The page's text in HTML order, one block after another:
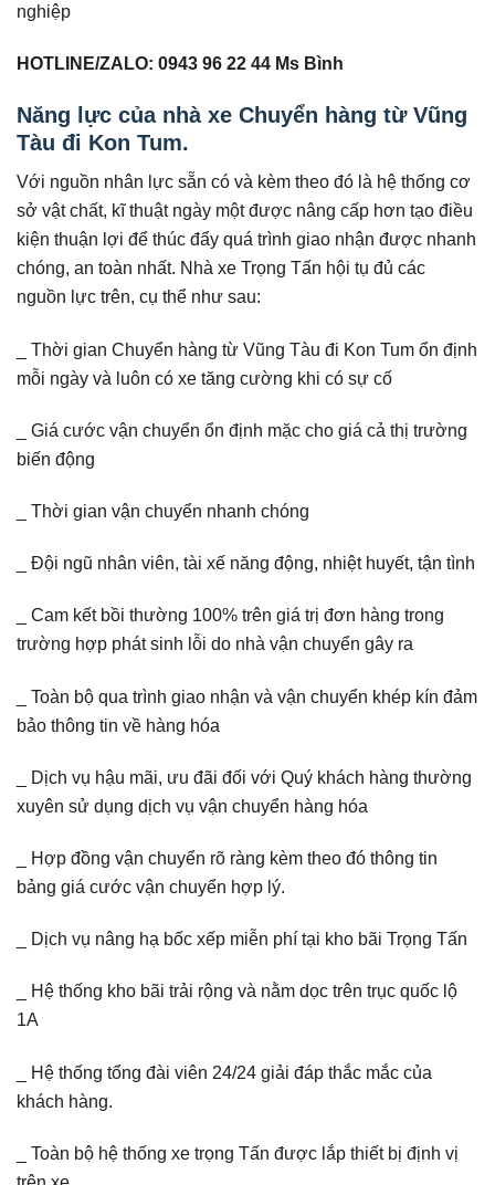
nghiệp
HOTLINE/ZALO: 0943 96 22 44 Ms Bình
Năng lực của nhà xe Chuyển hàng từ Vũng
Tàu đi Kon Tum.
Với nguồn nhân lực sẵn có và kèm theo đó là hệ thống cơ
sở vật chất, kĩ thuật ngày một được nâng cấp hơn tạo điều
kiện thuận lợi để thúc đẩy quá trình giao nhận được nhanh
chóng, an toàn nhất. Nhà xe Trọng Tấn hội tụ đủ các
nguồn lực trên, cụ thể như sau:
_ Thời gian Chuyển hàng từ Vũng Tàu đi Kon Tum ổn định
mỗi ngày và luôn có xe tăng cường khi có sự cố
_ Giá cước vận chuyển ổn định mặc cho giá cả thị trường
biến động
_ Thời gian vận chuyển nhanh chóng
_ Đội ngũ nhân viên, tài xế năng động, nhiệt huyết, tận tình
_ Cam kết bồi thường 100% trên giá trị đơn hàng trong
trường hợp phát sinh lỗi do nhà vận chuyển gây ra
_ Toàn bộ qua trình giao nhận và vận chuyển khép kín đảm
bảo thông tin về hàng hóa
_ Dịch vụ hậu mãi, ưu đãi đối với Quý khách hàng thường
xuyên sử dụng dịch vụ vận chuyển hàng hóa
_ Hợp đồng vận chuyển rõ ràng kèm theo đó thông tin
bảng giá cước vận chuyển hợp lý.
_ Dịch vụ nâng hạ bốc xếp miễn phí tại kho bãi Trọng Tấn
_ Hệ thống kho bãi trải rộng và nằm dọc trên trục quốc lộ
1A
_ Hệ thống tổng đài viên 24/24 giải đáp thắc mắc của
khách hàng.
_ Toàn bộ hệ thống xe trọng Tấn được lắp thiết bị định vị